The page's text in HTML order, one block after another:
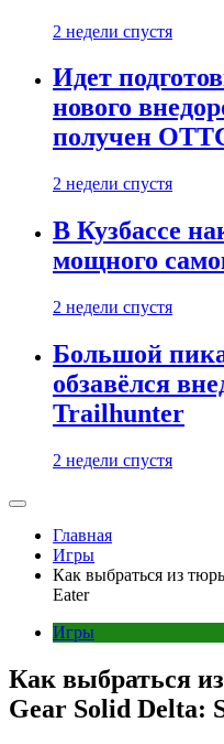
2 недели спустя
Идет
нового
получен
2 недели спустя
В Кузбассе
мощного
2 недели спустя
Большой
обзавёлся
Trailhunter
2 недели спустя
Главная
Игры
Как выбраться из
Eater
Игры
Как выбраться
Gear Solid Delta: